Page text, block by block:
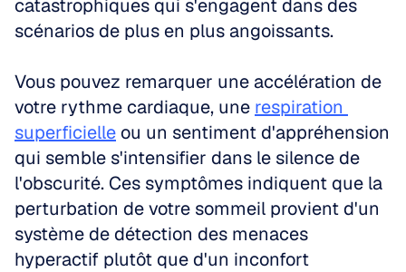
catastrophiques qui s'engagent dans des
scénarios de plus en plus angoissants.
Vous pouvez remarquer une accélération de
votre rythme cardiaque, une respiration
superficielle ou un sentiment d'appréhension
qui semble s'intensifier dans le silence de
l'obscurité. Ces symptômes indiquent que la
perturbation de votre sommeil provient d'un
système de détection des menaces
hyperactif plutôt que d'un inconfort